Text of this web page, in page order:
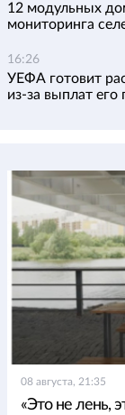
12 модульных
мониторинга
16:26
УЕФА готовит
из-за выплат
08 августа, 21:35
«Это не лень,